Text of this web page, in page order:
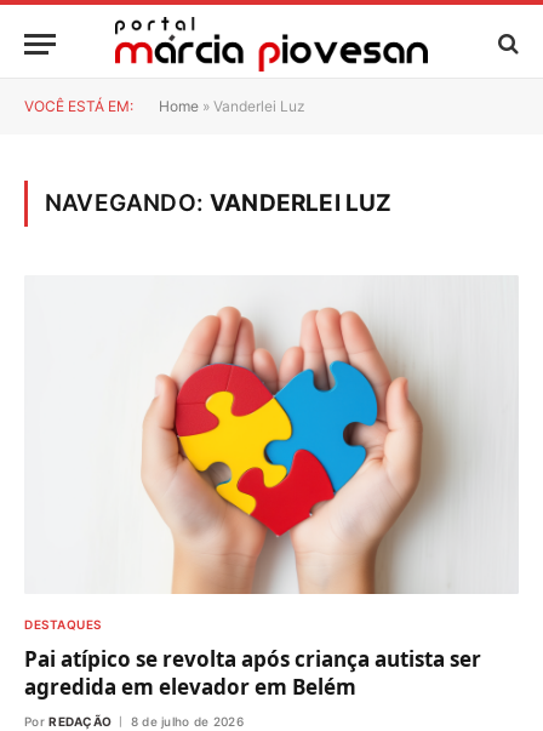
VOCÊ ESTÁ EM: Home » Vanderlei Luz
NAVEGANDO:VANDERLEI LUZ
DESTAQUES
Pai atípico se revolta após criança autista ser
agredida em elevador em Belém
Por REDAÇÃO 8 de julho de 2026